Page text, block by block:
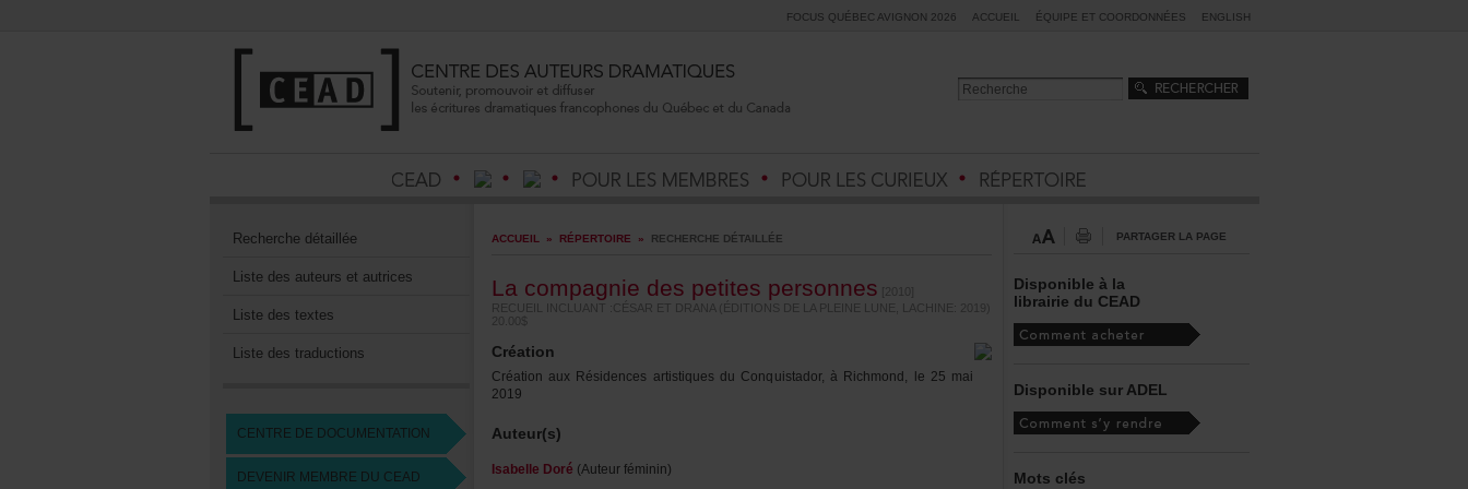
FOCUSQUÉBECAVIGNON2026 ACCUEIL ÉQUIPEETCOORDONNÉES ENGLISH
Recherchedétaillée
Listedesauteursetautrices
Listedestextes
Listedestraductions
CENTREDEDOCUMENTATION
DEVENIRMEMBREDUCEAD
ACCUEIL » RÉPERTOIRE » RECHERCHEDÉTAILLÉE
Lacompagniedespetitespersonnes [2010]
RECUEILINCLUANT:CÉSARETDRANA(ÉDITIONSDELAPLEINELUNE,LACHINE:2019)
Création
CréationauxRésidencesartistiquesduConquistador,àRichmond,le25mai
2019
Auteur(s)
IsabelleDoré (Auteurféminin)
PARTAGERLAPAGE
Disponibleàla
librairieduCEAD
DisponiblesurADEL
Motsclés